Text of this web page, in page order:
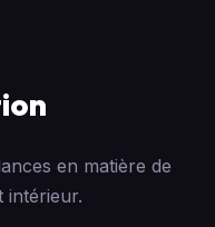
en matière de
intérieur.